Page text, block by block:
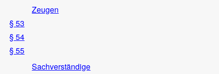
Zeugen
§ 53
§ 54
§ 55
Sachverständige